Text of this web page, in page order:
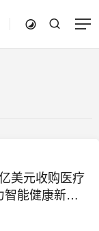
美元收购医疗
智能健康新时